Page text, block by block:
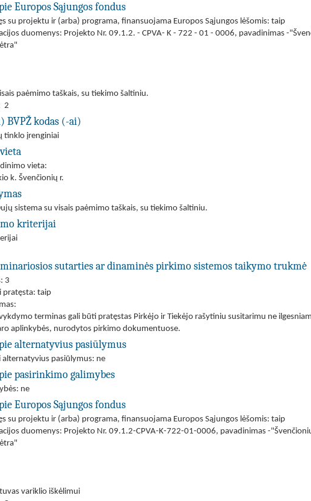
Europos Sąjungos fondus
su projektu ir (arba) programa, finansuojama Europos Sąjungos lėšomis: taip
duomenys: Projekto Nr. 09.1.2. - CPVA- K - 722 - 01 - 0006, pavadinimas -
paėmimo taškais, su tiekimo šaltiniu.
2
BVPŽ kodas (-ai)
tinklo įrenginiai
vieta:
k. Švenčionių r.
sistema su visais paėmimo taškais, su tiekimo šaltiniu.
kriterijai
sutarties ar dinaminės pirkimo sistemos taikymo trukmė
3
pratęsta: taip
terminas gali būti pratęstas Pirkėjo ir Tiekėjo rašytiniu susitarimu ne
aplinkybės, nurodytos pirkimo dokumentuose.
alternatyvius pasiūlymus
alternatyvius pasiūlymus: ne
pasirinkimo galimybes
ne
Europos Sąjungos fondus
su projektu ir (arba) programa, finansuojama Europos Sąjungos lėšomis: taip
duomenys: Projekto Nr. 09.1.2-CPVA-K-722-01-0006, pavadinimas -
variklio iškėlimui